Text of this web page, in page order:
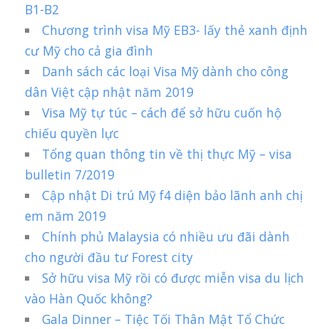
B1-B2
Chương trình visa Mỹ EB3- lấy thẻ xanh định
cư Mỹ cho cả gia đình
Danh sách các loại Visa Mỹ dành cho công
dân Việt cập nhật năm 2019
Visa Mỹ tự túc – cách để sở hữu cuốn hộ
chiếu quyền lực
Tổng quan thông tin về thị thực Mỹ – visa
bulletin 7/2019
Cập nhật Di trú Mỹ f4 diện bảo lãnh anh chị
em năm 2019
Chính phủ Malaysia có nhiều ưu đãi dành
cho người đầu tư Forest city
Sở hữu visa Mỹ rồi có được miễn visa du lịch
vào Hàn Quốc không?
Gala Dinner – Tiệc Tối Thân Mật Tổ Chức